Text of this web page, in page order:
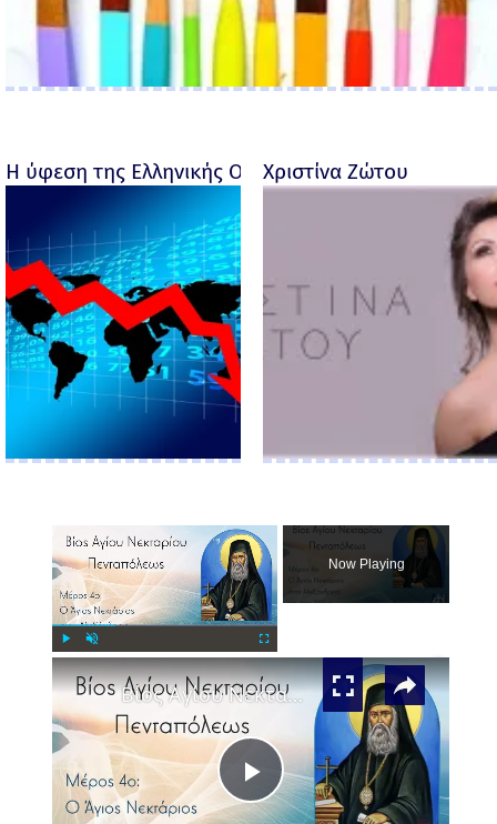
Η ύφεση της Ελληνικής Οικονομίας - Ροσέτος
Χριστίνα Ζώτου
Now Playing
×
Play
Βίος Αγίου Νεκταρίου Μέρος 4ο